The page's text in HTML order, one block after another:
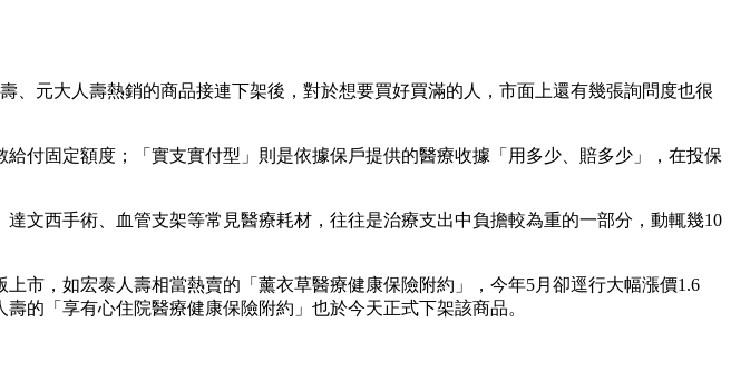
元大人壽熱銷的商品接連下架後，對於想要買好買滿的人，市面上還有幾張詢問度也很
付固定額度；「實支實付型」則是依據保戶提供的醫療收據「用多少、賠多少」，在投保
文西手術、血管支架等常見醫療耗材，往往是治療支出中負擔較為重的一部分，動輒幾10
市，如宏泰人壽相當熱賣的「薰衣草醫療健康保險附約」，今年5月卻逕行大幅漲價1.6
的「享有心住院醫療健康保險附約」也於今天正式下架該商品。